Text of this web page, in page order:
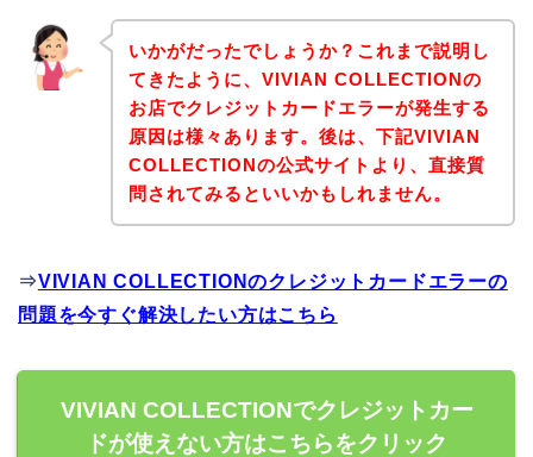
いかがだったでしょうか？これまで説明し
てきたように、VIVIAN COLLECTIONの
お店でクレジットカードエラーが発生する
原因は様々あります。後は、下記VIVIAN
COLLECTIONの公式サイトより、直接質
問されてみるといいかもしれません。
⇒VIVIAN COLLECTIONのクレジットカードエラーの
問題を今すぐ解決したい方はこちら
VIVIAN COLLECTIONでクレジットカー
ドが使えない方はこちらをクリック